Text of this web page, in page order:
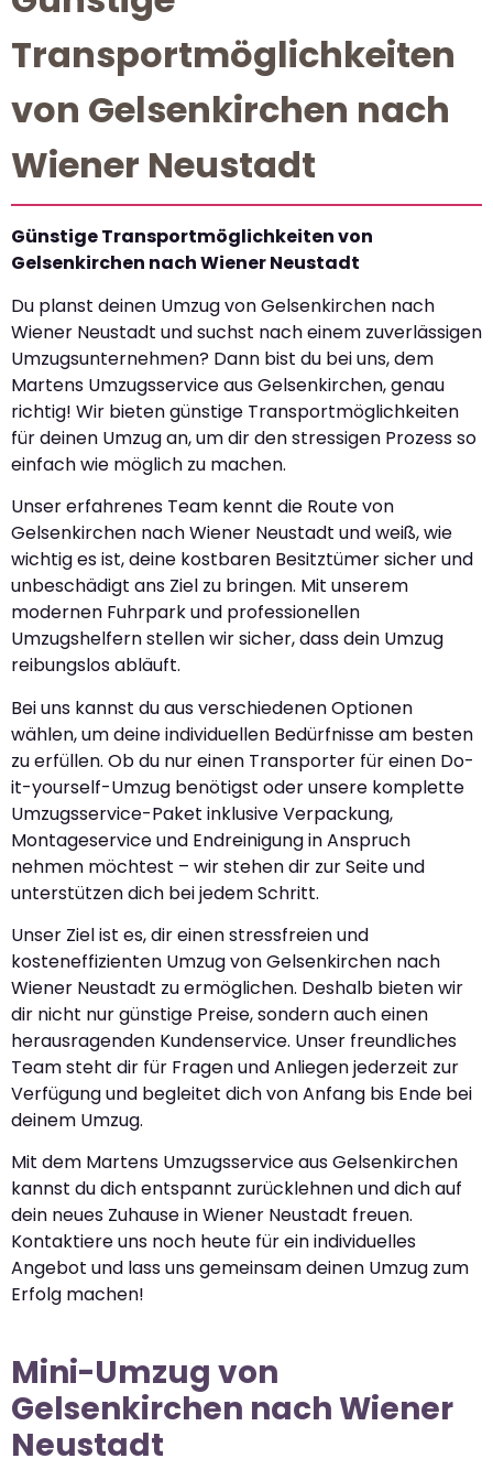
Transportmöglichkeiten
von Gelsenkirchen nach
Wiener Neustadt
Günstige Transportmöglichkeiten von
Gelsenkirchen nach Wiener Neustadt
Du planst deinen Umzug von Gelsenkirchen nach
Wiener Neustadt und suchst nach einem zuverlässigen
Umzugsunternehmen? Dann bist du bei uns, dem
Martens Umzugsservice aus Gelsenkirchen, genau
richtig! Wir bieten günstige Transportmöglichkeiten
für deinen Umzug an, um dir den stressigen Prozess so
einfach wie möglich zu machen.
Unser erfahrenes Team kennt die Route von
Gelsenkirchen nach Wiener Neustadt und weiß, wie
wichtig es ist, deine kostbaren Besitztümer sicher und
unbeschädigt ans Ziel zu bringen. Mit unserem
modernen Fuhrpark und professionellen
Umzugshelfern stellen wir sicher, dass dein Umzug
reibungslos abläuft.
Bei uns kannst du aus verschiedenen Optionen
wählen, um deine individuellen Bedürfnisse am besten
zu erfüllen. Ob du nur einen Transporter für einen Do-
it-yourself-Umzug benötigst oder unsere komplette
Umzugsservice-Paket inklusive Verpackung,
Montageservice und Endreinigung in Anspruch
nehmen möchtest – wir stehen dir zur Seite und
unterstützen dich bei jedem Schritt.
Unser Ziel ist es, dir einen stressfreien und
kosteneffizienten Umzug von Gelsenkirchen nach
Wiener Neustadt zu ermöglichen. Deshalb bieten wir
dir nicht nur günstige Preise, sondern auch einen
herausragenden Kundenservice. Unser freundliches
Team steht dir für Fragen und Anliegen jederzeit zur
Verfügung und begleitet dich von Anfang bis Ende bei
deinem Umzug.
Mit dem Martens Umzugsservice aus Gelsenkirchen
kannst du dich entspannt zurücklehnen und dich auf
dein neues Zuhause in Wiener Neustadt freuen.
Kontaktiere uns noch heute für ein individuelles
Angebot und lass uns gemeinsam deinen Umzug zum
Erfolg machen!
Mini-Umzug von
Gelsenkirchen nach Wiener
Neustadt